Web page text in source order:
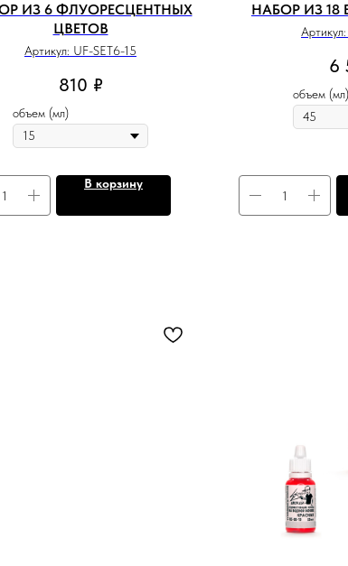
ИЗ 6 ФЛУОРЕСЦЕНТНЫХ
ЦВЕТОВ
Артикул: UF-SET6-15
810 ₽
объем (мл)
В корзину
НАБОР ИЗ 18
Артикул:
6
объем (мл)